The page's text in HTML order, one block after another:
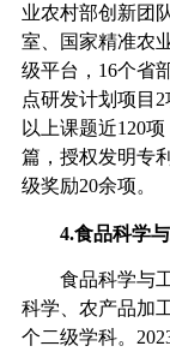
业农村部创新团
室、国家精准农
级平台， 16个省
点研发计划项目 2
以上课题近120项
篇，授权发明专
级奖励20余项。
4.食品科学
食品科学与
科学、农产品加
个二级学科。 202